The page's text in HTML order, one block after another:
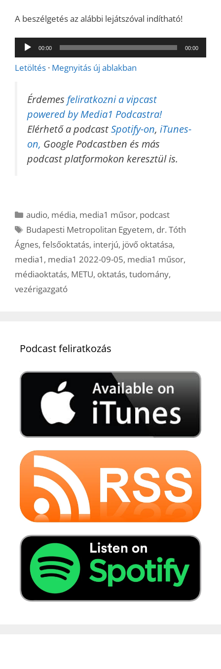
A beszélgetés az alábbi lejátszóval indítható!
Audió
lejátszó
00:00 00:00
Letöltés · Megnyitás új ablakban
Érdemes feliratkozni a vipcast
powered by Media1 Podcastra!
Elérhető a podcastSpotify-on, iTunes-
on, Google Podcastben és más
podcast platformokon keresztül is.
Kategória
audio, média, media1 műsor, podcast
Címkék
Budapesti Metropolitan Egyetem, dr. Tóth
Ágnes, felsőoktatás, interjú, jövő oktatása,
media1 , media1 2022-09-05, media1 műsor,
médiaoktatás, METU, oktatás, tudomány,
vezérigazgató
Podcast feliratkozás